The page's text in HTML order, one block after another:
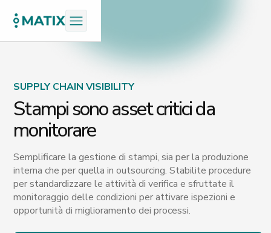
SUPPLY CHAIN VISIBILITY
Stampi sono asset critici da
monitorare
Semplificare la gestione di stampi, sia per la produzione
interna che per quella in outsourcing. Stabilite procedure
per standardizzare le attività di verifica e sfruttate il
monitoraggio delle condizioni per attivare ispezioni e
opportunità di miglioramento dei processi.